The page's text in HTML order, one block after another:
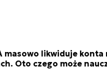
masowo likwiduje konta
Oto czego może